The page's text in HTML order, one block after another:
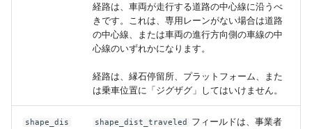
経路は、車両が走行する道路の中心線に沿うべ
きです。これは、専用レーンがない場合は道路
の中心線、または車両の進行方向側の車線の中
心線のいずれかになります。
経路は、縁石停留所、プラットフォーム、また
は乗車位置に「ジグザグ」してはいけません。
shape_dis
shape_dist_traveled
フィールドは、事業者